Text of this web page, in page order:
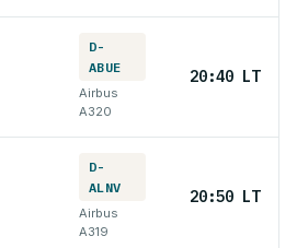
D-
ABUE
Airbus
A320
20:40 LT
D-
ALNV
Airbus
A319
20:50 LT